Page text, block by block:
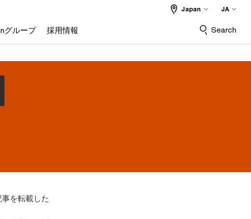
グループ 採用情報
Japan JA
Search
を転載した